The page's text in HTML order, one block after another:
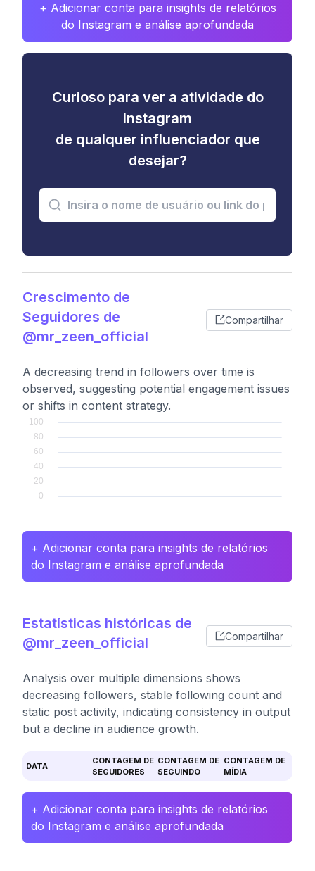
+ Adicionar conta para insights de relatórios
do Instagram e análise aprofundada
Curioso para ver a atividade do
Instagram
de qualquer influenciador que
desejar?
Crescimento de
Seguidores de
@mr_zeen_official
Compartilhar
A decreasing trend in followers over time is
observed, suggesting potential engagement issues
or shifts in content strategy.
+ Adicionar conta para insights de relatórios
do Instagram e análise aprofundada
Estatísticas históricas de
@mr_zeen_official
Compartilhar
Analysis over multiple dimensions shows
decreasing followers, stable following count and
static post activity, indicating consistency in output
but a decline in audience growth.
DATA
CONTAGEM DE
SEGUIDORES
CONTAGEM DE
SEGUINDO
CONTAGEM DE
MÍDIA
+ Adicionar conta para insights de relatórios
do Instagram e análise aprofundada